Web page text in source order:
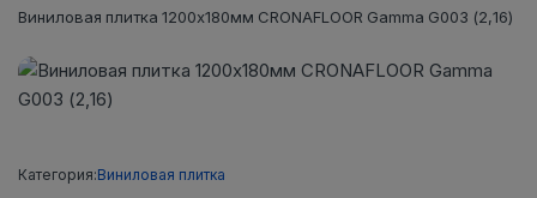
Виниловая плитка 1200x180мм CRONAFLOOR Gamma G003 (2,16)
Категория:Виниловая плитка